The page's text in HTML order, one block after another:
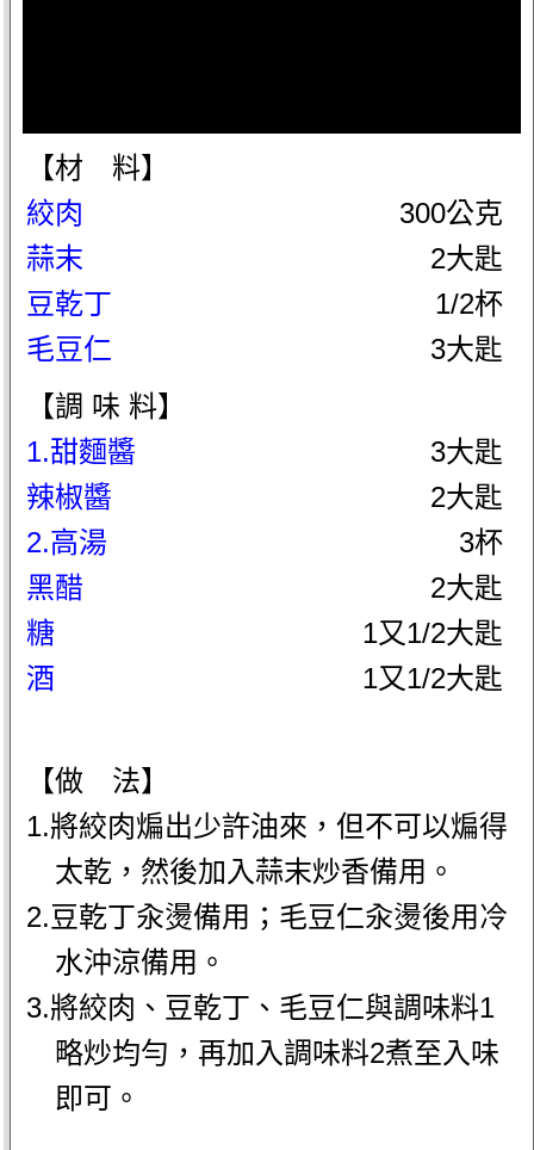
【材 料】
絞肉
300公克
蒜末
2大匙
豆乾丁
1/2杯
毛豆仁
3大匙
【調 味 料】
1.甜麵醬
3大匙
辣椒醬
2大匙
2.高湯
3杯
黑醋
2大匙
糖
1又1/2大匙
酒
1又1/2大匙
【做 法】
1.將絞肉煸出少許油來，但不可以煸得
太乾，然後加入蒜末炒香備用。
2.豆乾丁汆燙備用；毛豆仁汆燙後用冷
水沖涼備用。
3.將絞肉、豆乾丁、毛豆仁與調味料1
略炒均勻，再加入調味料2煮至入味
即可。